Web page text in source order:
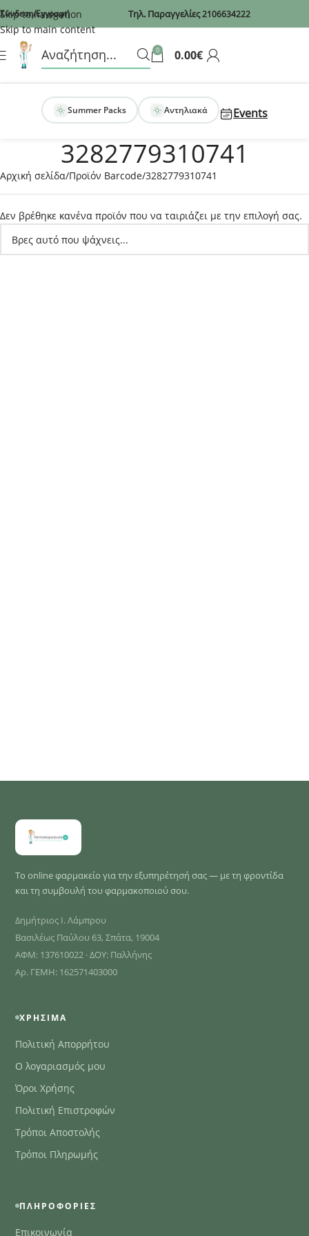
Recaptcha
Skip to navigation
Skip to main content
Σύνδεση/Εγγραφή Τηλ. Παραγγελίες2106634222
0 0.00€
Summer Packs Αντηλιακά Events
3282779310741
Αρχική σελίδα Προϊόν Barcode 3282779310741
Δεν βρέθηκε κανένα προϊόν που να ταιριάζει με την επιλογή σας.
Το online φαρμακείο για την εξυπηρέτησή σας — με τη φροντίδα
και τη συμβουλή του φαρμακοποιού σου.
Δημήτριος Ι. Λάμπρου
Βασιλέως Παύλου 63, Σπάτα, 19004
ΑΦΜ: 137610022 · ΔΟΥ: Παλλήνης
Αρ. ΓΕΜΗ: 162571403000
ΧΡΉΣΙΜΑ
Πολιτική Απορρήτου
Ο λογαριασμός μου
Όροι Χρήσης
Πολιτική Επιστροφών
Τρόποι Αποστολής
Τρόποι Πληρωμής
ΠΛΗΡΟΦΟΡΊΕΣ
Επικοινωνία